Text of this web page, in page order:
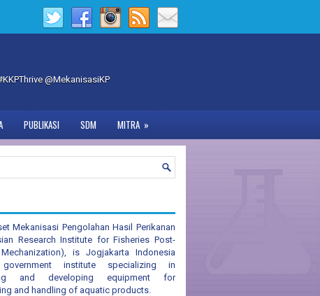
@MekanisasiKP
PUBLIKASI SDM MITRA »
Mekanisasi Pengolahan Hasil Perikanan
Research Institute for Fisheries Post-
is Jogjakarta Indonesia
institute specializing in
and developing equipment for
and handling of aquatic products.